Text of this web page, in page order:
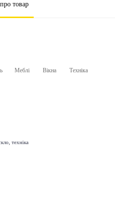
товар
Меблі Вікна Техніка
техніка